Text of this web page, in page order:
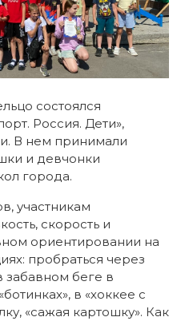
состоялся
Россия. Дети»,
В нем принимали
и девчонки
города.
участникам
скорость и
ориентировании на
пробраться через
забавном беге в
в «хоккее с
«сажая картошку». Как